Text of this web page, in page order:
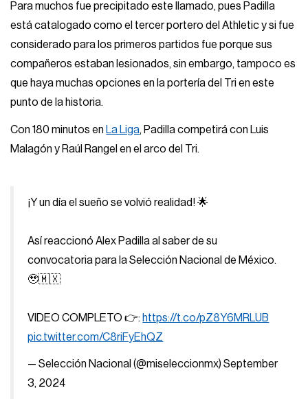
Para muchos fue precipitado este llamado, pues Padilla
está catalogado como el tercer portero del Athletic y si fue
considerado para los primeros partidos fue porque sus
compañeros estaban lesionados, sin embargo, tampoco es
que haya muchas opciones en la portería del Tri en este
punto de la historia.
Con 180 minutos en La Liga, Padilla competirá con Luis
Malagón y Raúl Rangel en el arco del Tri.
¡Y un día el sueño se volvió realidad! 🌟
Así reaccionó Alex Padilla al saber de su
convocatoria para la Selección Nacional de México.
🥹🇲🇽
VIDEO COMPLETO 👉: https://t.co/pZ8Y6MRLUB
pic.twitter.com/C8riFyEhQZ
— Selección Nacional (@miseleccionmx)September
3, 2024